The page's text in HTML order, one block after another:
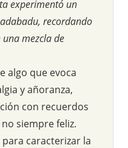
experimentó un
recordando
mezcla de
algo que evoca
y añoranza,
con recuerdos
siempre feliz.
caracterizar la